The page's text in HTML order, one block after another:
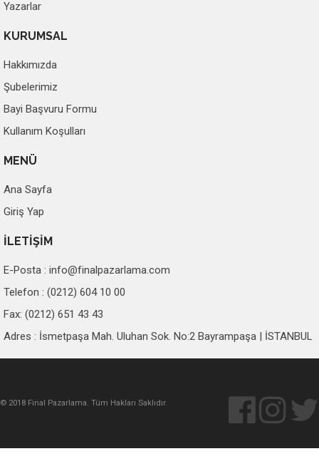
Yazarlar
KURUMSAL
Hakkımızda
Şubelerimiz
Bayi Başvuru Formu
Kullanım Koşulları
MENÜ
Ana Sayfa
Giriş Yap
İLETİŞİM
E-Posta : info@finalpazarlama.com
Telefon : (0212) 604 10 00
Fax: (0212) 651 43 43
Adres : İsmetpaşa Mah. Uluhan Sok. No:2 Bayrampaşa | İSTANBUL
© 2018 Final Pazarlama. Tüm Hakları Saklıdır.